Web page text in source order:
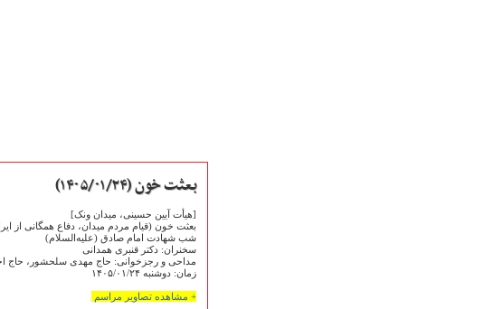
بعثت خون (۱۴۰۵/۰۱/۲۴)
[هیأت آیین حسینی، میدان ونک]
بعثت خون (قیام مردم میدان، دفاع همگانی از
شب شهادت امام صادق (علیه‌السلام)
سخنران: دکتر قنبری همدانی
مداحی و رجزخوانی: ️حاج مهدی سلحشور، ️حاج
زمان: دوشنبه ۱۴۰۵/۰۱/۲۴
+ مشاهده تصاویر مراسم